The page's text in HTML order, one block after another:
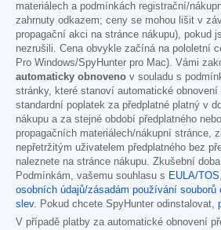
materiálech a podmínkách registrační/
zahrnuty odkazem; ceny se mohou lišit v
propagační akci na stránce nákupu), pokud
nezrušili. Cena obvykle začíná na pololetní
Pro Windows/SpyHunter pro Mac). Vámi
automaticky obnoveno v souladu s
stránky, které stanoví automatické
standardní poplatek za předplatné platný v
nákupu a za stejné období předplatného
propagačních materiálech/nákupní stránce,
nepřetržitým uživatelem předplatného bez
naleznete na stránce nákupu. Zkušební
Podmínkám, vašemu souhlasu s EULA/TOS,
osobních údajů/zásadám používání souborů
slev. Pokud chcete SpyHunter odinstalovat,
V případě platby za automatické obnovení